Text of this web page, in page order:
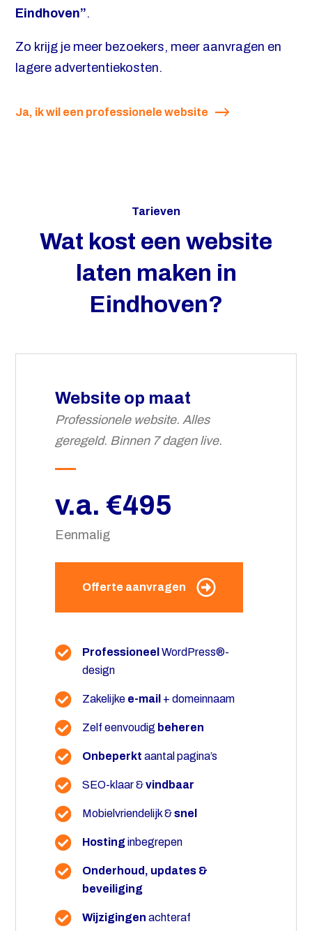
Eindhoven”.
Zo krijg je meer bezoekers, meer aanvragen en
lagere advertentiekosten.
Ja, ik wil een professionele website
Tarieven
Wat kost een website
laten maken in
Eindhoven?
Website op maat
Professionele website. Alles
geregeld. Binnen 7 dagen live.
v.a. €495
Eenmalig
Offerte aanvragen
Professioneel WordPress®-
design
Zakelijke e-mail + domeinnaam
Zelf eenvoudig beheren
Onbeperkt aantal pagina’s
SEO-klaar &vindbaar
Mobielvriendelijk &snel
Hosting inbegrepen
Onderhoud, updates &
beveiliging
Wijzigingen achteraf